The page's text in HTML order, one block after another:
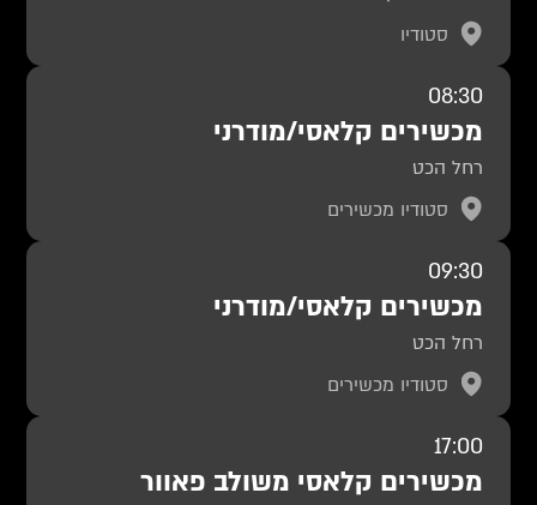
סטודיו
08:30
מכשירים קלאסי/מודרני
רחל הכט
סטודיו מכשירים
09:30
מכשירים קלאסי/מודרני
רחל הכט
סטודיו מכשירים
17:00
מכשירים קלאסי משולב פאוור